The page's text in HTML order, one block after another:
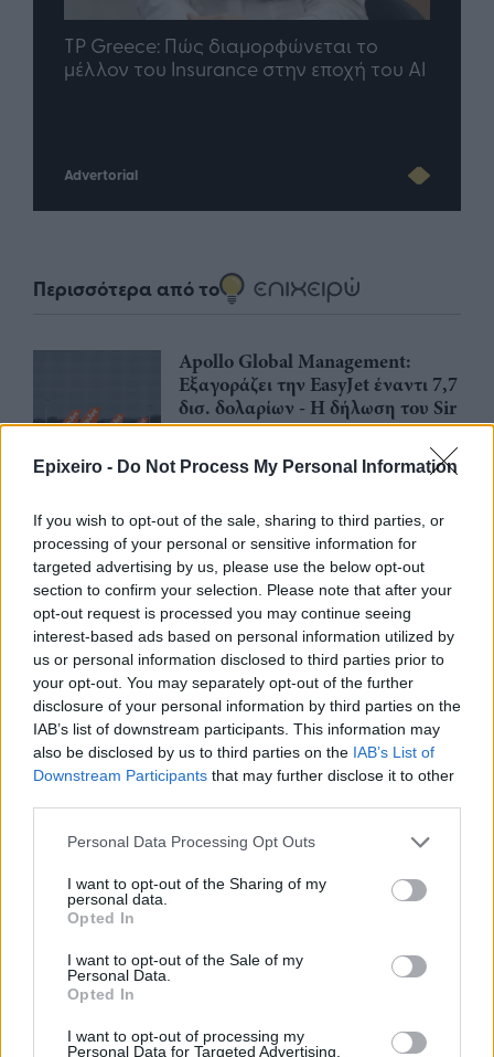
Epixeiro - Do Not Process My Personal Information
If you wish to opt-out of the sale, sharing to third parties, or
processing of your personal or sensitive information for
targeted advertising by us, please use the below opt-out
section to confirm your selection. Please note that after your
opt-out request is processed you may continue seeing
interest-based ads based on personal information utilized by
us or personal information disclosed to third parties prior to
your opt-out. You may separately opt-out of the further
disclosure of your personal information by third parties on the
IAB’s list of downstream participants. This information may
also be disclosed by us to third parties on the IAB’s List of
Downstream Participants that may further disclose it to other
Personal Data Processing Opt Outs
I want to opt-out of the Sharing of my
personal data.
Opted In
I want to opt-out of the Sale of my
Personal Data.
Opted In
I want to opt-out of processing my
Personal Data for Targeted Advertising.
TP Greece: Πώς διαμορφώνεται το
μέλλον του Insurance στην εποχή του AI
Advertorial
Περισσότερα από το
Apollo Global Management:
Εξαγοράζει την EasyJet έναντι 7,7
δισ. δολαρίων - Η δήλωση του Sir
Στέλιου Χατζηιωάννου
06/08/26| 18:31
πλατφόρμα myBusinessSupport
για το ειδικό πρόγραμμα στήριξης
επιχειρήσεων
06/08/2618:07
Ο Όμιλος Qualco επεκτείνει τη
δραστηριότητά του στην ΑΙ με
την απόκτηση πλειοψηφικού
ποσοστού στη Multiverse
06/08/26 17:45
στη Χαλκιδική
06/08/26 17:41
Ανακαλεί καραμέλες-ζελεδάκια